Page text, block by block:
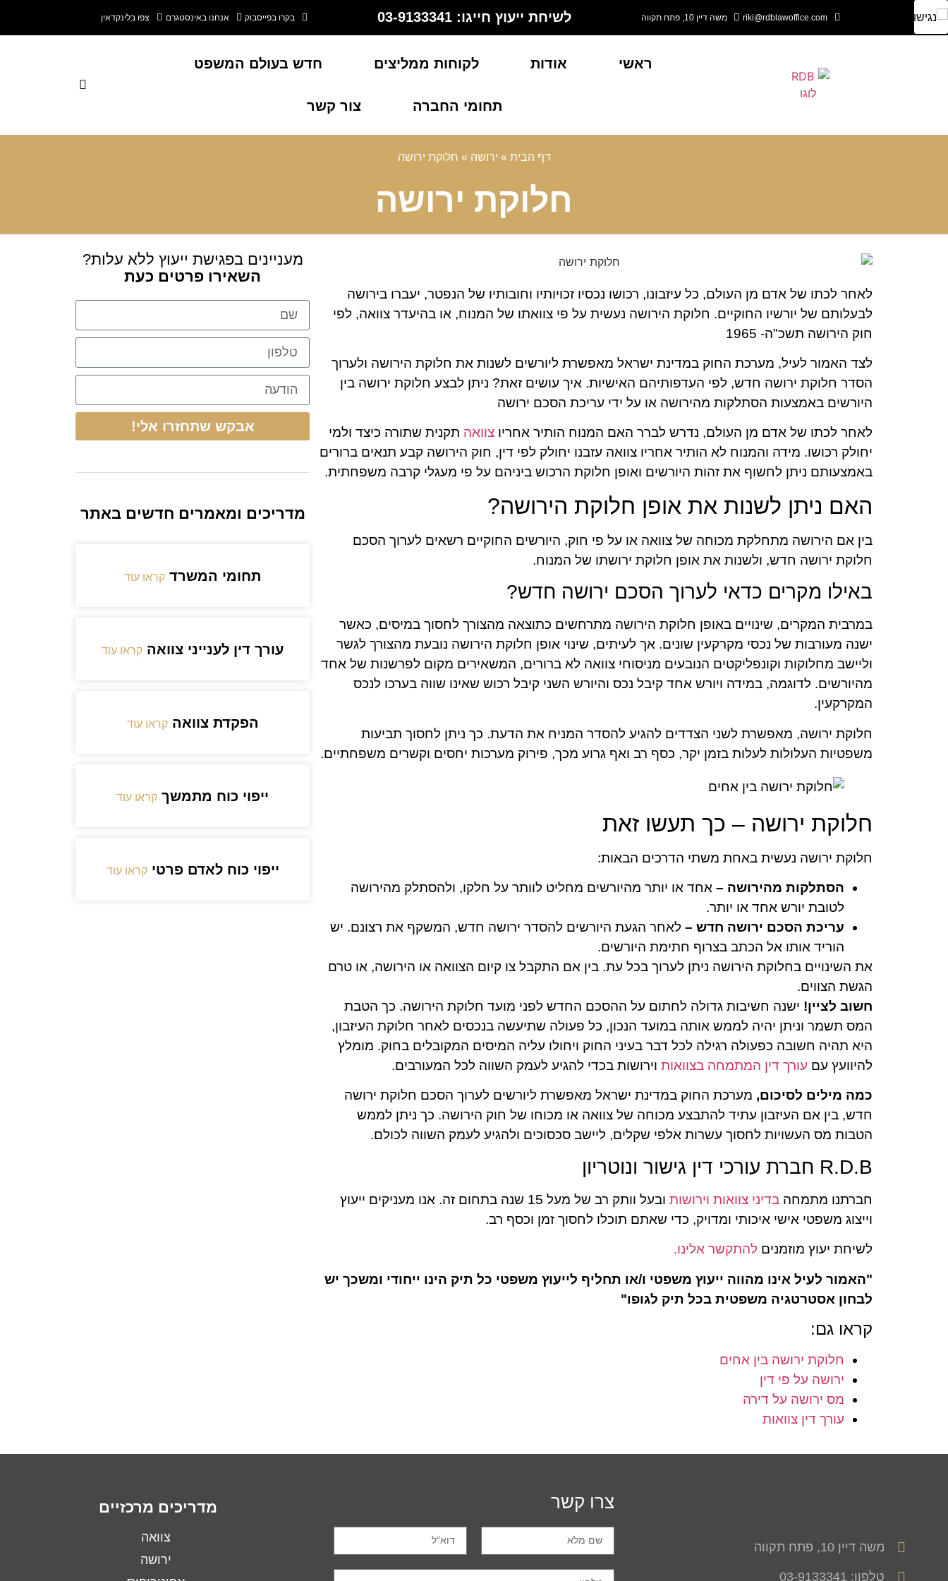
riki@rdblawoffice.com משה דיין 10, פתח תקווה לשיחת ייעוץ חייגו: 03-9133341 בקרו בפייסבוק אנחנו באינסטגרם צפו בלינקדאין
ראשי אודות לקוחות ממליצים חדש בעולם המשפט
תחומי החברה צור קשר
דף הבית » ירושה » חלוקת ירושה
חלוקת ירושה
לאחר לכתו של אדם מן העולם, כל עיזבונו, רכושו נכסיו זכויותיו וחובותיו של הנפטר, יעברו בירושה
לבעלותם של יורשיו החוקיים. חלוקת הירושה נעשית על פי צוואתו של המנוח, או בהיעדר צוואה, לפי
חוק הירושה תשכ"ה- 1965
לצד האמור לעיל, מערכת החוק במדינת ישראל מאפשרת ליורשים לשנות את חלוקת הירושה ולערוך
הסדר חלוקת ירושה חדש, לפי העדפותיהם האישיות. איך עושים זאת? ניתן לבצע חלוקת ירושה בין
היורשים באמצעות הסתלקות מהירושה או על ידי עריכת הסכם ירושה
לאחר לכתו של אדם מן העולם, נדרש לברר האם המנוח הותיר אחריו צוואה תקנית שתורה כיצד ולמי
יחולק רכושו. מידה והמנוח לא הותיר אחריו צוואה עזבנו יחולק לפי דין, חוק הירושה קבע תנאים ברורים
באמצעותם ניתן לחשוף את זהות היורשים ואופן חלוקת הרכוש ביניהם על פי מעגלי קרבה משפחתית.
האם ניתן לשנות את אופן חלוקת הירושה?
בין אם הירושה מתחלקת מכוחה של צוואה או על פי חוק, היורשים החוקיים רשאים לערוך הסכם
חלוקת ירושה חדש, ולשנות את אופן חלוקת ירושתו של המנוח.
באילו מקרים כדאי לערוך הסכם ירושה חדש?
במרבית המקרים, שינויים באופן חלוקת הירושה מתרחשים כתוצאה מהצורך לחסוך במיסים, כאשר
ישנה מעורבות של נכסי מקרקעין שונים. אך לעיתים, שינוי אופן חלוקת הירושה נובעת מהצורך לגשר
וליישב מחלוקות וקונפליקטים הנובעים מניסוחי צוואה לא ברורים, המשאירים מקום לפרשנות של אחד
מהיורשים. לדוגמה, במידה ויורש אחד קיבל נכס והיורש השני קיבל רכוש שאינו שווה בערכו לנכס
המקרקעין.
חלוקת ירושה, מאפשרת לשני הצדדים להגיע להסדר המניח את הדעת. כך ניתן לחסוך תביעות
משפטיות העלולות לעלות בזמן יקר, כסף רב ואף גרוע מכך, פירוק מערכות יחסים וקשרים משפחתיים.
חלוקת ירושה – כך תעשו זאת
חלוקת ירושה נעשית באחת משתי הדרכים הבאות:
הסתלקות מהירושה – אחד או יותר מהיורשים מחליט לוותר על חלקו, ולהסתלק מהירושה
לטובת יורש אחד או יותר.
עריכת הסכם ירושה חדש – לאחר הגעת היורשים להסדר ירושה חדש, המשקף את רצונם. יש
הוריד אותו אל הכתב בצרוף חתימת היורשים.
את השינויים בחלוקת הירושה ניתן לערוך בכל עת. בין אם התקבל צו קיום הצוואה או הירושה, או טרם
הגשת הצווים.
חשוב לציין! ישנה חשיבות גדולה לחתום על ההסכם החדש לפני מועד חלוקת הירושה. כך הטבת
המס תשמר וניתן יהיה לממש אותה במועד הנכון, כל פעולה שתיעשה בנכסים לאחר חלוקת העיזבון,
היא תהיה חשובה כפעולה רגילה לכל דבר בעיני החוק ויחולו עליה המיסים המקובלים בחוק. מומלץ
להיוועץ עם עורך דין המתמחה בצוואות וירושות בכדי להגיע לעמק השווה לכל המעורבים.
כמה מילים לסיכום, מערכת החוק במדינת ישראל מאפשרת ליורשים לערוך הסכם חלוקת ירושה
חדש, בין אם העיזבון עתיד להתבצע מכוחה של צוואה או מכוחו של חוק הירושה. כך ניתן לממש
הטבות מס העשויות לחסוך עשרות אלפי שקלים, ליישב סכסוכים ולהגיע לעמק השווה לכולם.
R.D.B חברת עורכי דין גישור ונוטריון
חברתנו מתמחה בדיני צוואות וירושות
ובעל וותק רב של מעל 15 שנה בתחום זה. אנו מעניקים ייעוץ
וייצוג משפטי אישי איכותי ומדויק, כדי שאתם תוכלו לחסוך זמן וכסף רב.
לשיחת יעוץ מוזמנים להתקשר אלינו.
"האמור לעיל אינו מהווה ייעוץ משפטי ו/או תחליף לייעוץ משפטי כל תיק הינו ייחודי ומשכך יש
לבחון אסטרטגיה משפטית בכל תיק לגופו"
קראו גם:
חלוקת ירושה בין אחים
ירושה על פי דין
מס ירושה על דירה
עורך דין צוואות
מעניינים בפגישת ייעוץ ללא עלות?
השאירו פרטים כעת
אבקש שתחזרו אלי!
מדריכים ומאמרים חדשים באתר
תחומי המשרד קראו עוד
עורך דין לענייני צוואה קראו עוד
הפקדת צוואהקראו עוד
ייפוי כוח מתמשך קראו עוד
ייפוי כוח לאדם פרטיקראו עוד
משה דיין 10, פתח תקווה
טלפון: 03-9133341
צרו קשר מדריכים מרכזיים
צוואה
ירושה